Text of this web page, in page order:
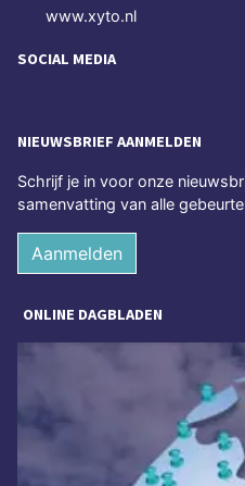
www.xyto.nl
SOCIAL MEDIA
NIEUWSBRIEF AANMELDEN
Schrijf je in voor onze
samenvatting van alle
Aanmelden
ONLINE DAGBLADEN